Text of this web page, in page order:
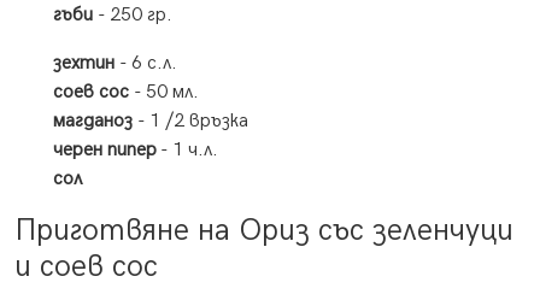
гъби - 250 гр.
зехтин - 6 с.л.
соев сос - 50 мл.
магданоз - 1 /2 връзка
черен пипер - 1 ч.л.
сол
Приготвяне на Ориз със зеленчуци
и соев сос